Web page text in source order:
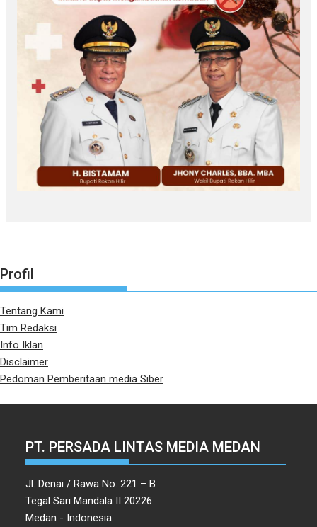
Profil
Tentang Kami
Tim Redaksi
Info Iklan
Disclaimer
Pedoman Pemberitaan media Siber
PT. PERSADA LINTAS MEDIA MEDAN
Jl. Denai / Rawa No. 221 – B
Tegal Sari Mandala II 20226
Medan - Indonesia